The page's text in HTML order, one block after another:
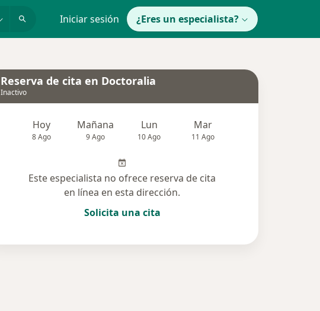
Iniciar sesión ¿Eres un especialista?
Reserva de cita en Doctoralia
Inactivo
Hoy
8 Ago
Mañana
9 Ago
Lun
10 Ago
Mar
11 Ago
Este especialista no ofrece reserva de cita
en línea en esta dirección.
Solicita una cita